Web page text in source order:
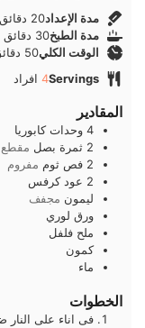
مدة الإعداد20 دقائق
دقائق
مدة الطبخ30 دقائق
دقائق
الوقت الكلي50
Servings
4 افراد
المقادير
4 وحدات كابوريا
2 ثمرة بصل مقطع
2 فص ثوم مفروم
2 عود كرفس
ليمون مجفف
ورق لوري
ملح فلفل
كمون
ماء
الخطوات
فى اناء على النار